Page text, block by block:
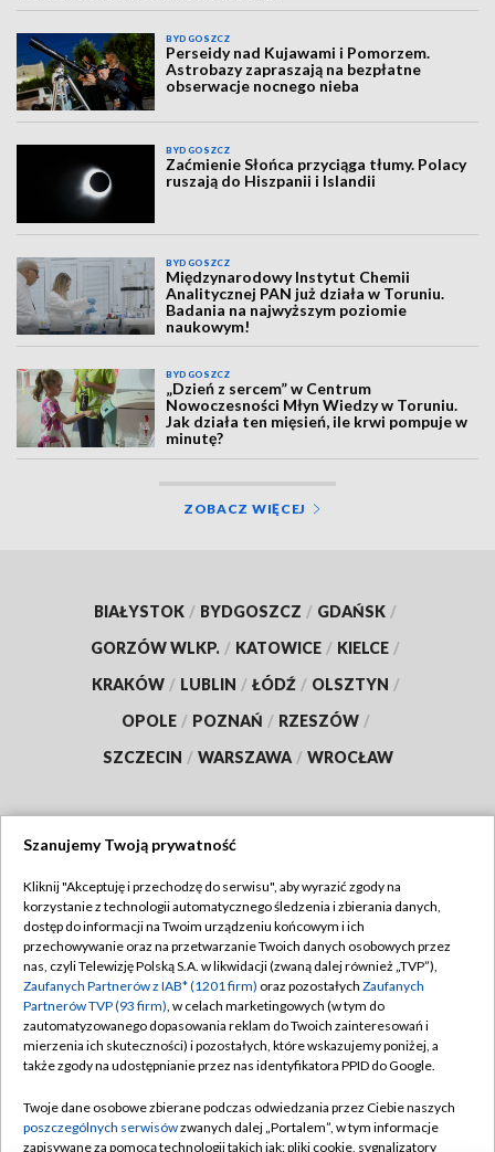
BYDGOSZCZ
Perseidy nad Kujawami i Pomorzem.
Astrobazy zapraszają na bezpłatne
obserwacje nocnego nieba
BYDGOSZCZ
Zaćmienie Słońca przyciąga tłumy. Polacy
ruszają do Hiszpanii i Islandii
BYDGOSZCZ
Międzynarodowy Instytut Chemii
Analitycznej PAN już działa w Toruniu.
Badania na najwyższym poziomie
naukowym!
BYDGOSZCZ
„Dzień z sercem” w Centrum
Nowoczesności Młyn Wiedzy w Toruniu.
Jak działa ten mięsień, ile krwi pompuje w
minutę?
ZOBACZ WIĘCEJ
BIAŁYSTOK / BYDGOSZCZ / GDAŃSK /
GORZÓW WLKP. / KATOWICE / KIELCE /
KRAKÓW / LUBLIN / ŁÓDŹ / OLSZTYN /
OPOLE / POZNAŃ / RZESZÓW /
SZCZECIN / WARSZAWA / WROCŁAW
TVP
Abonament TVP
Emisja w TVP
Centrum informacji TVP
Naziemna Telewizja Cyfrowa
Rada Programowa
Regulamin TVP
Polityka prywatności
Moje zgody
Pomoc
Kontakt
Szanujemy Twoją prywatność
Kliknij "Akceptuję i przechodzę do serwisu", aby wyrazić zgody na
korzystanie z technologii automatycznego śledzenia i zbierania danych,
dostęp do informacji na Twoim urządzeniu końcowym i ich
przechowywanie oraz na przetwarzanie Twoich danych osobowych przez
nas, czyli Telewizję Polską S.A. w likwidacji (zwaną dalej również „TVP”),
Zaufanych Partnerów z IAB* (1201 firm) oraz pozostałych Zaufanych
Partnerów TVP (93 firm), w celach marketingowych (w tym do
zautomatyzowanego dopasowania reklam do Twoich zainteresowań i
mierzenia ich skuteczności) i pozostałych, które wskazujemy poniżej, a
także zgody na udostępnianie przez nas identyfikatora PPID do Google.
Twoje dane osobowe zbierane podczas odwiedzania przez Ciebie naszych
poszczególnych serwisówzwanych dalej „Portalem”, w tym informacje
zapisywane za pomocą technologii takich jak: pliki cookie, sygnalizatory